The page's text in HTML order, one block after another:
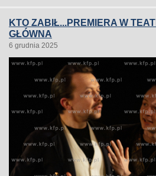
KTO ZABIŁ...PREMIERA W
GŁÓWNA
6 grudnia 2025